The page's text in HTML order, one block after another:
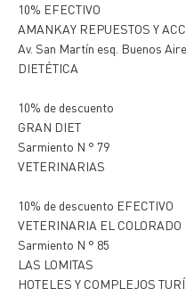
10% EFECTIVO
AMANKAY REPUESTOS Y
Av. San Martín esq. Buenos
DIETÉTICA
10% de descuento
GRAN DIET
Sarmiento N ° 79
VETERINARIAS
10% de descuento EFECTIVO
VETERINARIA EL COLORADO
Sarmiento N ° 85
LAS LOMITAS
HOTELES Y COMPLEJOS